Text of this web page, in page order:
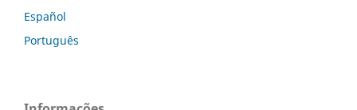
Español
Português